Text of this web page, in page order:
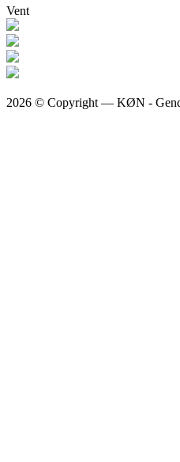
Vent
2026 © Copyright — KØN -